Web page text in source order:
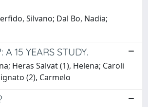
Silvano; Dal Bo, Nadia;
15 YEARS STUDY.
Heras Salvat (1), Helena; Caroli
(2), Carmelo